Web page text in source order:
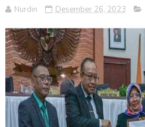
Nurdin Desember 26, 2023